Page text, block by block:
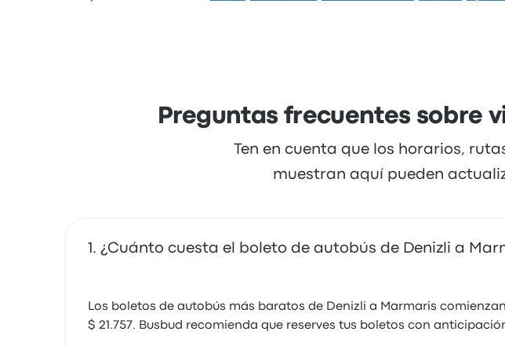
Preguntas frecuentes sobre
Ten en cuenta que los horarios,
muestran aquí pueden
¿Cuánto cuesta el boleto de autobús de Denizli a
Los boletos de autobús más baratos de Denizli a Marmaris
$ 21.757. Busbud recomienda que reserves tus boletos con